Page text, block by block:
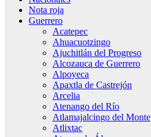
Nota roja
Guerrero
Acatepec
Ahuacuotzingo
Ajuchitlán del Progreso
Alcozauca de Guerrero
Alpoyeca
Apaxtla de Castrejón
Arcelia
Atenango del Río
Atlamajalcingo del Monte
Atlixtac